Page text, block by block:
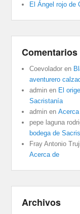
El Ángel rojo de
Coevolador en
aventurero
admin en El
Sacristanía
admin en
pepe laguna
bodega de
Fray Antonio
Acerca de
Archivos